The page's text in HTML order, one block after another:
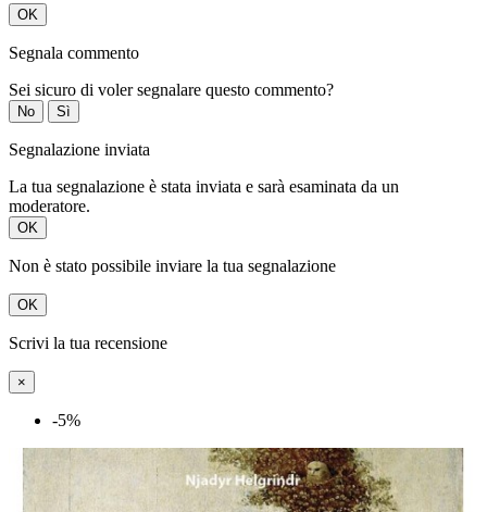
OK
Segnala commento
Sei sicuro di voler segnalare questo commento?
No Sì
Segnalazione inviata
La tua segnalazione è stata inviata e sarà esaminata da un
moderatore.
OK
Non è stato possibile inviare la tua segnalazione
OK
Scrivi la tua recensione
×
-5%